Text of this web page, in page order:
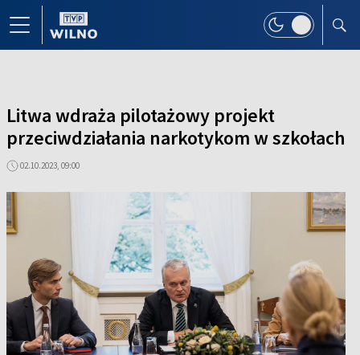
Litwa wdraża pilotażowy projekt
przeciwdziałania narkotykom w szkołach
02.10.2023, 09:00